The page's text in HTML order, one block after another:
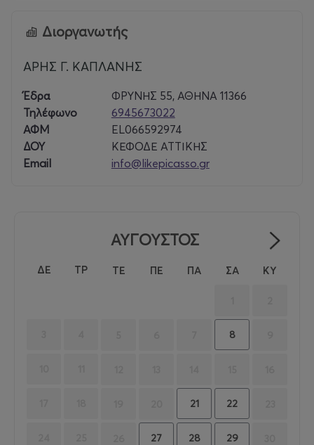
Διοργανωτής
ΑΡΗΣ Γ. ΚΑΠΛΑΝΗΣ
Έδρα
ΦΡΥΝΗΣ 55, ΑΘΗΝΑ 11366
Τηλέφωνο
6945673022
ΑΦΜ
EL066592974
ΔΟΥ
ΚΕΦΟΔΕ ΑΤΤΙΚΗΣ
Email
info@likepicasso.gr
ΑΥΓΟΥΣΤΟΣ
ΔΕ ΤΡ ΤΕ ΠΕ ΠΑ ΣΑ ΚΥ
8
21 22
27 28 29